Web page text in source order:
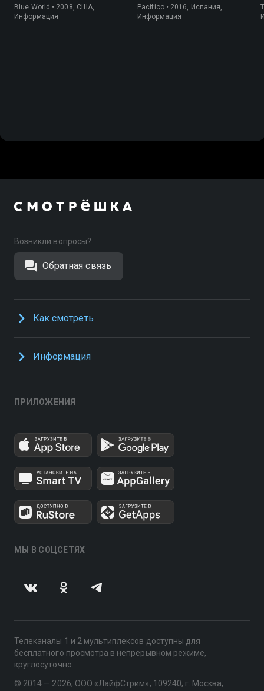
Blue World • 2008, США,
Информация
Pacifico • 2016, Испания,
Информация
Возникли вопросы?
Обратная связь
Как смотреть
Информация
ПРИЛОЖЕНИЯ
МЫ В СОЦСЕТЯХ
Телеканалы 1 и 2 мультиплексов доступны для
бесплатного просмотра в непрерывном режиме,
круглосуточно.
© 2014 — 2026, ООО «ЛайфСтрим», 109240, г. Москва,